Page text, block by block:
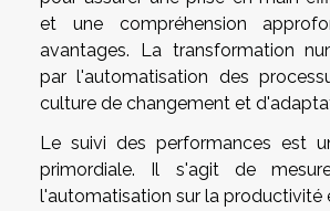
et une compréhension
avantages. La transformation
par l'automatisation des
culture de changement et
Le suivi des performances est
primordiale. Il s'agit de
l'automatisation sur la productivité